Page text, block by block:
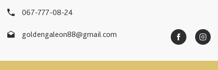
067-777-08-24
goldengaleon88@gmail.com